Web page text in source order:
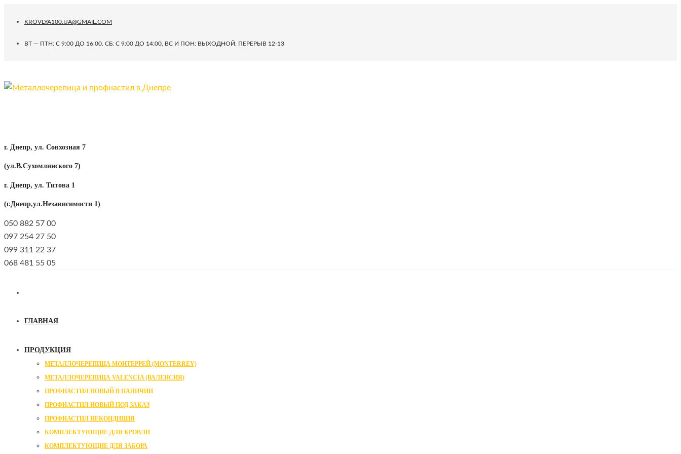
KROVLYA100.UA@GMAIL.COM
ВТ — ПТН: С 9:00 ДО 16:00. СБ: C 9:00 ДО 14:00, ВС И ПОН: ВЫХОДНОЙ. ПЕРЕРЫВ 12-13
г. Днепр, ул. Совхозная 7
(ул.В.Сухомлинского 7)
г. Днепр, ул. Титова 1
(г.Днепр,ул.Независимости 1)
050 882 57 00
097 254 27 50
099 311 22 37
068 481 55 05
ГЛАВНАЯ
ПРОДУКЦИЯ
МЕТАЛЛОЧЕРЕПИЦА МОНТЕРРЕЙ (MONTERREY)
МЕТАЛЛОЧЕРЕПИЦА VALENCIA (ВАЛЕНСИЯ)
ПРОФНАСТИЛ НОВЫЙ В НАЛИЧИИ
ПРОФНАСТИЛ НОВЫЙ ПОД ЗАКАЗ
ПРОФНАСТИЛ НЕКОНДИЦИЯ
КОМПЛЕКТУЮЩИЕ ДЛЯ КРОВЛИ
КОМПЛЕКТУЮЩИЕ ДЛЯ ЗАБОРА